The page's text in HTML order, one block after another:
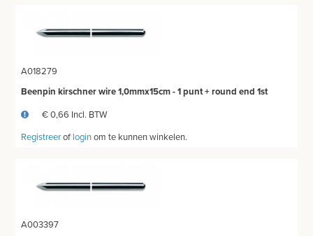
GYNEACOLOGY
ORTHOPEDIE
TWEEDEHANDS - LIQUIDATIE
A018279
Beenpin kirschner wire 1,0mmx15cm - 1 punt + round end 1st
€ 0,66 Incl. BTW
Registreerof loginom te kunnen winkelen.
A003397